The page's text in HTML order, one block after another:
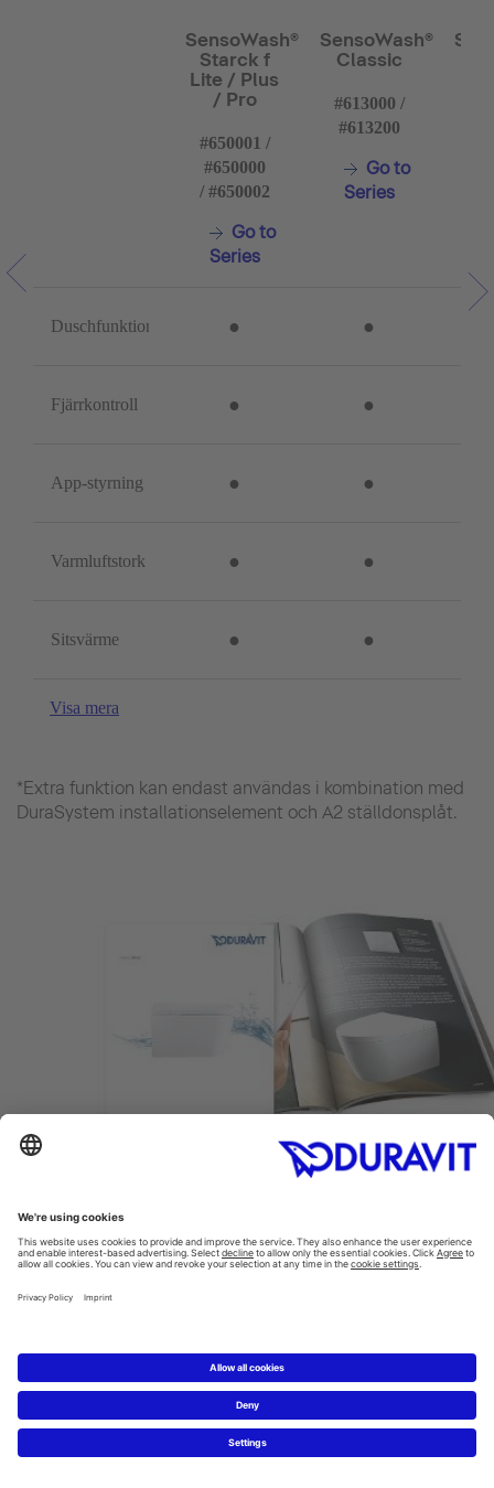
SensoWash®
Starck f
Lite / Plus
/ Pro
#650001 /
#650000
/ #650002
Go to
Series
SensoWash®
Classic
#613000 /
#613200
Go to
Series
Duschfunktion ● ●
Fjärrkontroll ● ●
App-styrning ● ●
Varmluftstork ● ●
Sitsvärme ● ●
Visa mera
*Extra funktion kan endast användas i kombination med
DuraSystem installationselement och A2 ställdonsplåt.
SENSOWASH®
innovativt sortiment av duschtoaletter som uppfyller
alla krav som ställs på ett modernt badrum – dvs
hygien, driftkomfort och hållbar design.
SensoWash® open